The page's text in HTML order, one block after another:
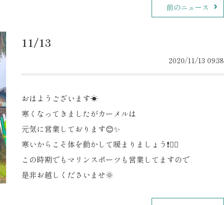
前のニュース
11/13
2020/11/13 09:38
おはようございます☀
寒くなってきましたがカーメルは
元気に営業しております😊✨
寒いからこそ体を動かして暖まりましょう❗️🧘‍♀️
この時期でもマリンスポーツも営業してますので
是非お越しくださいませ🌞